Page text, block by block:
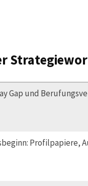
Gap und
Profilpapiere,